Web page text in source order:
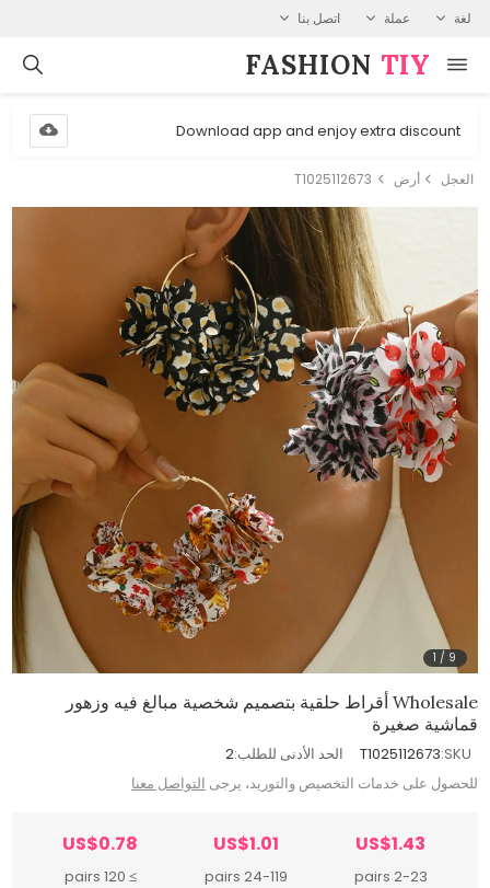
لغة عملة اتصل بنا
FASHION⁠ TIY
Download app and enjoy extra discount
العجل أرض T1025112673
1 / 9
Wholesale أقراط حلقية بتصميم شخصية مبالغ فيه وزهور
قماشية صغيرة
SKU:
T1025112673 الحد الأدنى للطلب:2
للحصول على خدمات التخصيص والتوريد، يرجى التواصل معنا
US$1.43
2-23 pairs
US$1.01
24-119 pairs
US$0.78
≥ 120 pairs